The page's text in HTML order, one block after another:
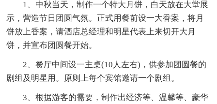
1、中秋当天，制作一个特大月饼，白天放在大堂展
示，营造节日团圆气氛。正式用餐前设一大香案，将月
饼放上香案，请酒店总经理和明星代表上来切开大月
饼，并宣布团圆餐开始。
2、餐厅中间设一主桌(10人左右)，供参加团圆餐的
剧组及明星用。原则上每个宾馆邀请一个剧组。
3、根据游客的需要，制作出经济等、温馨等、豪华